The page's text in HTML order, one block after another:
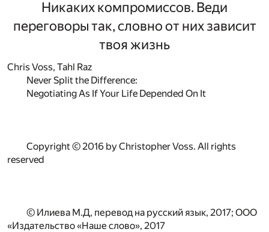
Никаких компромиссов. Веди
переговоры так, словно от них зависит
твоя жизнь
Chris Voss, Tahl Raz
Never Split the Difference:
Negotiating As If Your Life Depended On It
Copyright © 2016 by Christopher Voss. All rights
reserved
© Илиева М.Д, перевод на русский язык, 2017; ООО
«Издательство «Наше слово», 2017